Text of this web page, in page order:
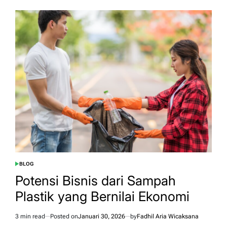
Bulk
Coconut
Charcoal
Exporter
POSTED
BLOG
Potensi Bisnis dari Sampah
Plastik yang Bernilai Ekonomi
Estimated
3 min read Posted onJanuari 30, 2026 byFadhil Aria Wicaksana